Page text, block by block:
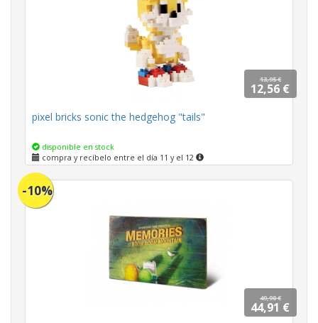
13,95 €
12,56 €
pixel bricks sonic the hedgehog "tails"
disponible en stock
compra y recíbelo entre el día 11 y el 12
-10%
49,90 €
44,91 €